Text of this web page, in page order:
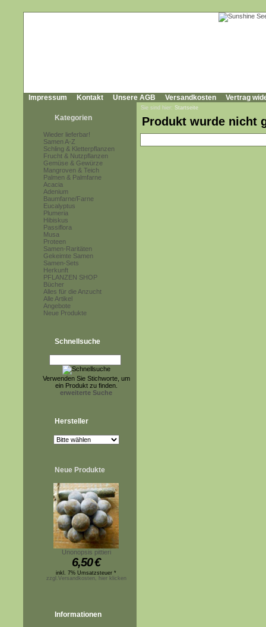
Impressum Kontakt Unsere AGB Versandkosten Vertrag
Kategorien
Wieder lieferbar!
Samen A-Z
Schling & Kletterpflanzen
Frucht & Nutzpflanzen
Gemüse & Gewürze
Mangroven & Teich
Palmen & Palmfarne
Acacia
Adenium
Baumfarne/Farne
Eucalyptus
Plumeria
Hibiskus
Passiflora
Musa
Proteen
Samen-Raritäten
Gekeimte Samen
Samen-Sets
Herkunft
PFLANZEN SHOP
Bücher
Alles für die Anzucht
Alle Artikel
Angebote
Neue Produkte
Schnellsuche
Verwenden Sie Stichworte, um
ein Produkt zu finden.
erweiterte Suche
Hersteller
Neue Produkte
Unonopsis pittieri
6,50€
inkl. 7% Umsatzsteuer *
zzgl.Versandkosten, hier klicken
Informationen
Sie sind hier: Startseite
Produkt wurde nicht